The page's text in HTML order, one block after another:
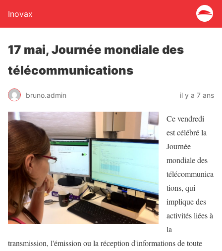
Inovax
17 mai, Journée mondiale des
télécommunications
bruno.admin il y a 7 ans
Ce vendredi
est célébré la
Journée
mondiale des
télécommunica
tions, qui
implique des
activités liées à
la
transmission, l'émission ou la réception d'informations de toute